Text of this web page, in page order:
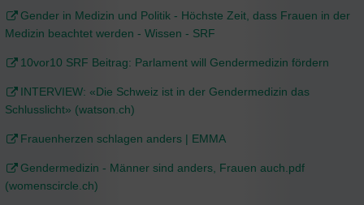
Gender in Medizin und Politik - Höchste Zeit, dass Frauen in der
Medizin beachtet werden - Wissen - SRF
10vor10 SRF Beitrag: Parlament will Gendermedizin fördern
INTERVIEW: «Die Schweiz ist in der Gendermedizin das
Schlusslicht» (watson.ch)
Frauenherzen schlagen anders | EMMA
Gendermedizin - Männer sind anders, Frauen auch.pdf
(womenscircle.ch)